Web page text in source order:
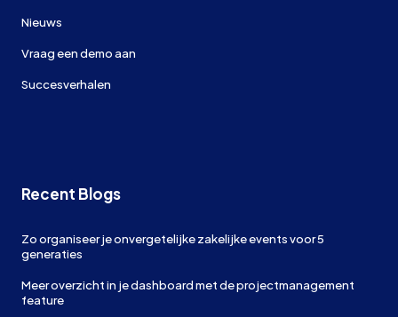
Nieuws
Vraag een demo aan
Succesverhalen
Recent Blogs
Zo organiseer je onvergetelijke zakelijke events voor 5
generaties
Meer overzicht in je dashboard met de projectmanagement
feature